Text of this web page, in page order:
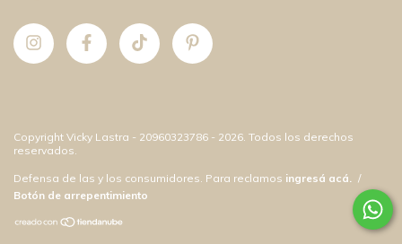
Copyright Vicky Lastra - 20960323786 - 2026. Todos los derechos
reservados.
Defensa de las y los consumidores. Para reclamos ingresá acá.
/
Botón de arrepentimiento